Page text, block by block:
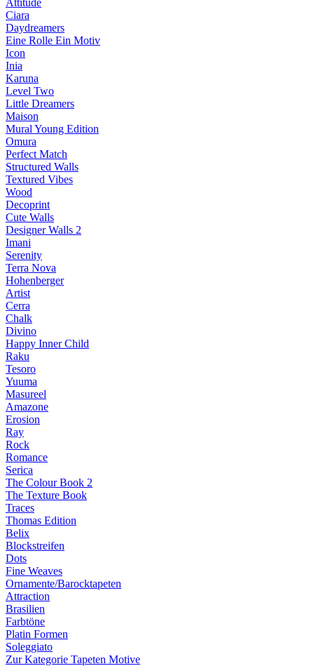
Attitude
Ciara
Daydreamers
Eine Rolle Ein Motiv
Icon
Inia
Karuna
Level Two
Little Dreamers
Maison
Mural Young Edition
Omura
Perfect Match
Structured Walls
Textured Vibes
Wood
Decoprint
Cute Walls
Designer Walls 2
Imani
Serenity
Terra Nova
Hohenberger
Artist
Cerra
Chalk
Divino
Happy Inner Child
Raku
Tesoro
Yuuma
Masureel
Amazone
Erosion
Ray
Rock
Romance
Serica
The Colour Book 2
The Texture Book
Traces
Thomas Edition
Belix
Blockstreifen
Dots
Fine Weaves
Ornamente/Barocktapeten
Attraction
Brasilien
Farbtöne
Platin Formen
Soleggiato
Zur Kategorie Tapeten Motive